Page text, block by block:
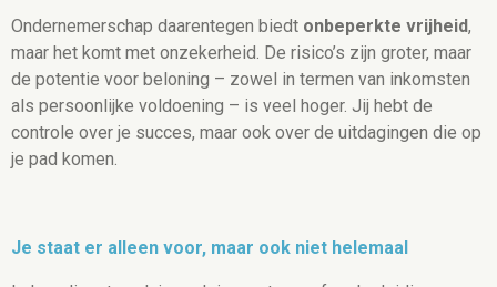
Ondernemerschap daarentegen biedt onbeperkte vrijheid,
maar het komt met onzekerheid. De risico’s zijn groter, maar
de potentie voor beloning – zowel in termen van inkomsten
als persoonlijke voldoening – is veel hoger. Jij hebt de
controle over je succes, maar ook over de uitdagingen die op
je pad komen.
Je staat er alleen voor, maar ook niet helemaal